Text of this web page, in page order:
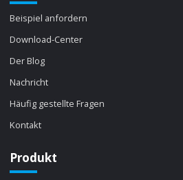
Beispiel anfordern
Download-Center
Der Blog
Nachricht
Häufig gestellte Fragen
Kontakt
Produkt